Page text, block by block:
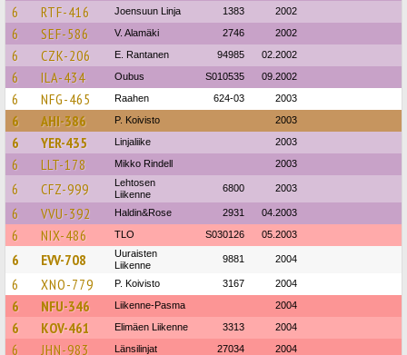
6 RTF-416 Joensuun Linja 1383 2002
6 SEF-586 V. Alamäki 2746 2002
6 CZK-206 E. Rantanen 94985 02.2002
6 ILA-434 Oubus S010535 09.2002
6 NFG-465 Raahen 624-03 2003
6 AHI-386 P. Koivisto 2003
6 YER-435 Linjaliike 2003
6 LLT-178 Mikko Rindell 2003
6 CFZ-999
Lehtosen
Liikenne
6800 2003
6 VVU-392 Haldin&Rose 2931 04.2003
6 NIX-486 TLO S030126 05.2003
6 EVV-708
Uuraisten
Liikenne
9881 2004
6 XNO-779 P. Koivisto 3167 2004
6 NFU-346 Liikenne-Pasma 2004
6 KOV-461 Elimäen Liikenne 3313 2004
6 JHN-983 Länsilinjat 27034 2004